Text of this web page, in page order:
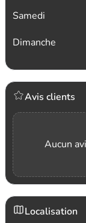
Samedi
Dimanche
Avis clients
Aucun
Localisation